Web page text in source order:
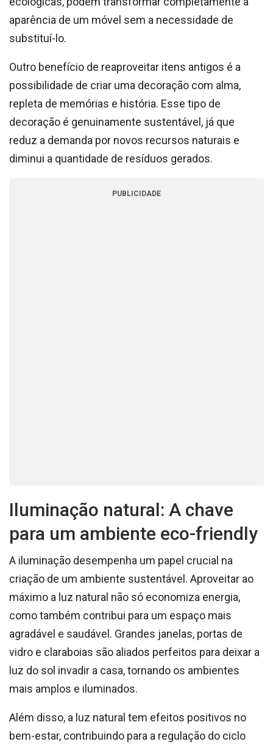
aparência de um móvel sem a necessidade de
substituí-lo.
Outro benefício de reaproveitar itens antigos é a
possibilidade de criar uma decoração com alma,
repleta de memórias e história. Esse tipo de
decoração é genuinamente sustentável, já que
reduz a demanda por novos recursos naturais e
diminui a quantidade de resíduos gerados.
PUBLICIDADE
Iluminação natural: A chave
para um ambiente eco-friendly
A iluminação desempenha um papel crucial na
criação de um ambiente sustentável. Aproveitar ao
máximo a luz natural não só economiza energia,
como também contribui para um espaço mais
agradável e saudável. Grandes janelas, portas de
vidro e claraboias são aliados perfeitos para deixar a
luz do sol invadir a casa, tornando os ambientes
mais amplos e iluminados.
Além disso, a luz natural tem efeitos positivos no
bem-estar, contribuindo para a regulação do ciclo